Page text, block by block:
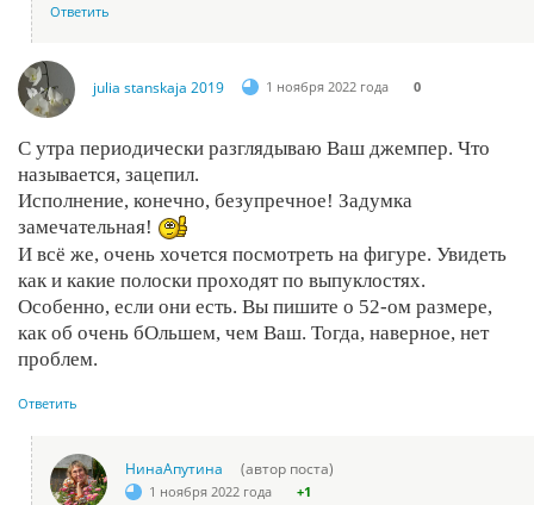
Ответить
julia stanskaja 2019 1 ноября 2022 года 0
С утра периодически разглядываю Ваш джемпер. Что
называется, зацепил.
Исполнение, конечно, безупречное! Задумка
замечательная!
И всё же, очень хочется посмотреть на фигуре. Увидеть
как и какие полоски проходят по выпуклостях.
Особенно, если они есть. Вы пишите о 52-ом размере,
как об очень бОльшем, чем Ваш. Тогда, наверное, нет
проблем.
Ответить
НинаАпутина (автор поста)
1 ноября 2022 года +1